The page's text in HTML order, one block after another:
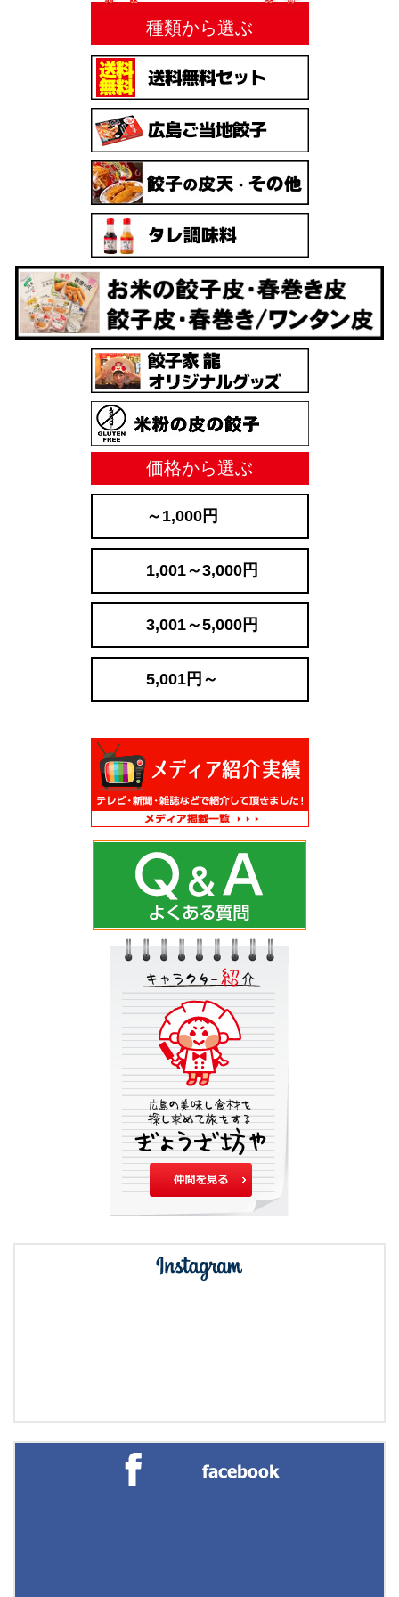
種類から選ぶ
価格から選ぶ
～1,000円
1,001～3,000円
3,001～5,000円
5,001円～